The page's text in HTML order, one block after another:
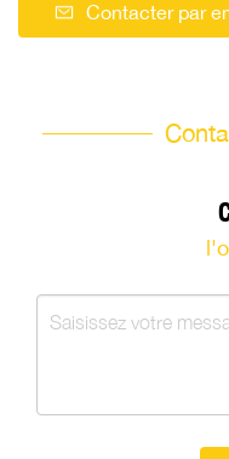
Contacter par